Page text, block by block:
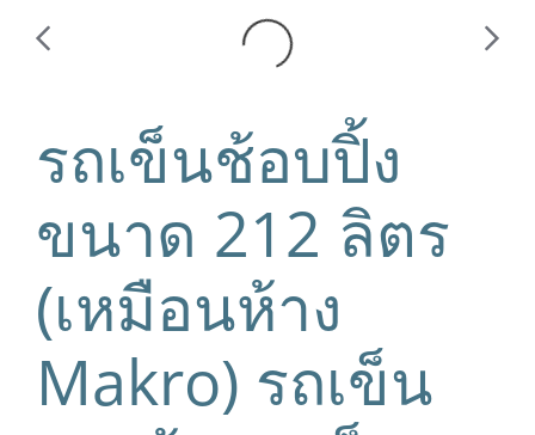
รถเข็นช้อบปิ้ง
ขนาด 212 ลิตร
(เหมือนห้าง
Makro) รถเข็น